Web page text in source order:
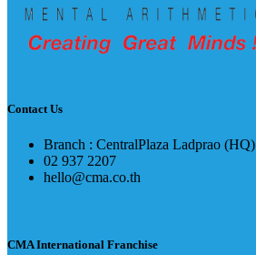
Contact Us
Branch : CentralPlaza Ladprao (HQ)
02 937 2207
hello@cma.co.th
CMA International Franchise